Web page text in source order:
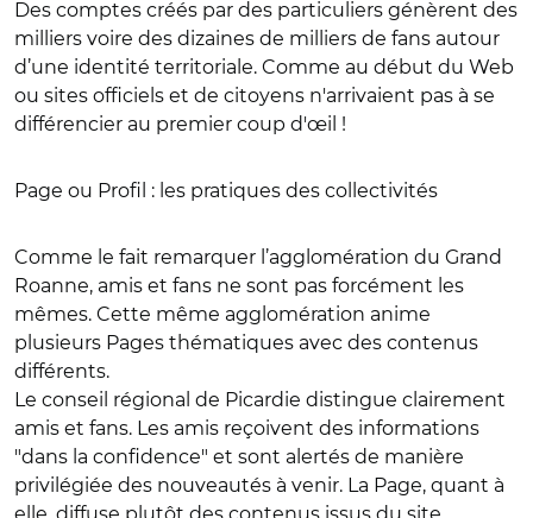
Des comptes créés par des particuliers génèrent des
milliers voire des dizaines de milliers de fans autour
d’une identité territoriale. Comme au début du Web
ou sites officiels et de citoyens n'arrivaient pas à se
différencier au premier coup d'œil !
Page ou Profil : les pratiques des collectivités
Comme le fait remarquer l’agglomération du Grand
Roanne, amis et fans ne sont pas forcément les
mêmes. Cette même agglomération anime
plusieurs Pages thématiques avec des contenus
différents.
Le conseil régional de Picardie distingue clairement
amis et fans. Les amis reçoivent des informations
"dans la confidence" et sont alertés de manière
privilégiée des nouveautés à venir. La Page, quant à